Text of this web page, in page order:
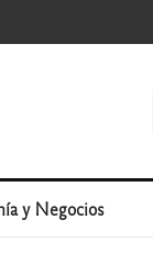
y Negocios